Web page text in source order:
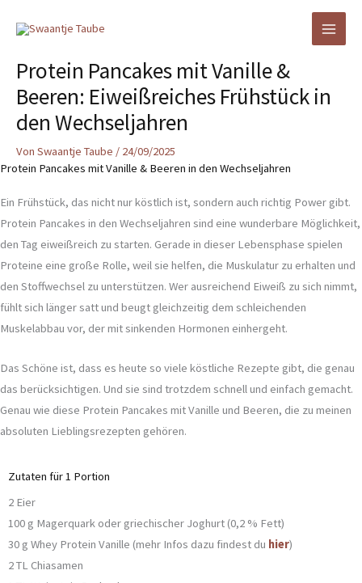
Inhalt
Protein Pancakes mit Vanille &
Beeren: Eiweißreiches Frühstück in
den Wechseljahren
Von Swaantje Taube / 24/09/2025
Protein Pancakes mit Vanille & Beeren in den Wechseljahren
Ein Frühstück, das nicht nur köstlich ist, sondern auch richtig Power gibt.
Protein Pancakes in den Wechseljahren sind eine wunderbare Möglichkeit,
den Tag eiweißreich zu starten. Gerade in dieser Lebensphase spielen
Proteine eine große Rolle, weil sie helfen, die Muskulatur zu erhalten und
den Stoffwechsel zu unterstützen. Wer ausreichend Eiweiß zu sich nimmt,
fühlt sich länger satt und beugt gleichzeitig dem schleichenden
Muskelabbau vor, der mit sinkenden Hormonen einhergeht.
Das Schöne ist, dass es heute so viele köstliche Rezepte gibt, die genau
das berücksichtigen. Und sie sind trotzdem schnell und einfach gemacht.
Genau wie diese Protein Pancakes mit Vanille und Beeren, die zu meinen
absoluten Lieblingsrezepten gehören.
Zutaten für 1 Portion
2 Eier
100 g Magerquark oder griechischer Joghurt (0,2 % Fett)
30 g Whey Protein Vanille (mehr Infos dazu findest du hier)
2 TL Chiasamen